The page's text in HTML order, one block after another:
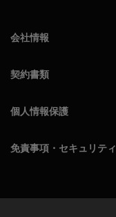
会社情報
契約書類
個人情報保護
免責事項・セキュリティ